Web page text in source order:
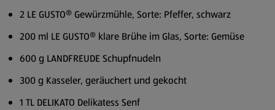
2 LE GUSTO® Gewürzmühle, Sorte: Pfeffer, schwarz
200 ml LE GUSTO® klare Brühe im Glas, Sorte: Gemüse
600 g LANDFREUDE Schupfnudeln
300 g Kasseler, geräuchert und gekocht
1 TL DELIKATO Delikatess Senf